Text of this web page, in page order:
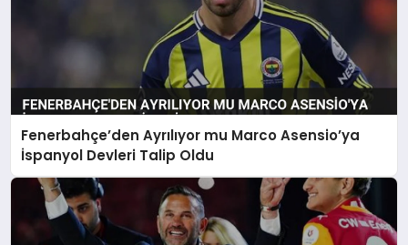
Fenerbahçe’den Ayrılıyor mu Marco Asensio’ya
İspanyol Devleri Talip Oldu